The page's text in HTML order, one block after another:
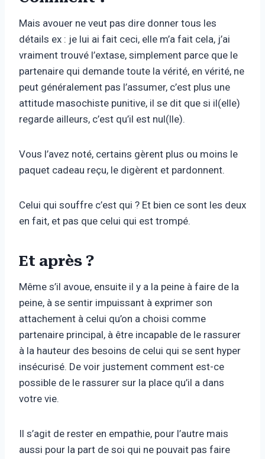
Mais avouer ne veut pas dire donner tous les
détails ex : je lui ai fait ceci, elle m’a fait cela, j’ai
vraiment trouvé l’extase, simplement parce que le
partenaire qui demande toute la vérité, en vérité, ne
peut généralement pas l’assumer, c’est plus une
attitude masochiste punitive, il se dit que si il(elle)
regarde ailleurs, c’est qu’il est nul(lle).
Vous l’avez noté, certains gèrent plus ou moins le
paquet cadeau reçu, le digèrent et pardonnent.
Celui qui souffre c’est qui ? Et bien ce sont les deux
en fait, et pas que celui qui est trompé.
Et après ?
Même s’il avoue, ensuite il y a la peine à faire de la
peine, à se sentir impuissant à exprimer son
attachement à celui qu’on a choisi comme
partenaire principal, à être incapable de le rassurer
à la hauteur des besoins de celui qui se sent hyper
insécurisé. De voir justement comment est-ce
possible de le rassurer sur la place qu’il a dans
votre vie.
Il s’agit de rester en empathie, pour l’autre mais
aussi pour la part de soi qui ne pouvait pas faire